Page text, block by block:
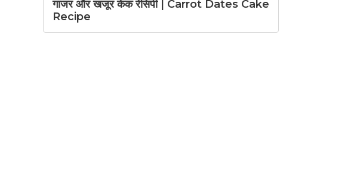
गाजर और खजूर केक रेसिपी | Carrot Dates Cake
Recipe